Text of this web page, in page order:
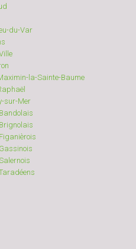
du-Var
la-Sainte-Baume
sur-Mer